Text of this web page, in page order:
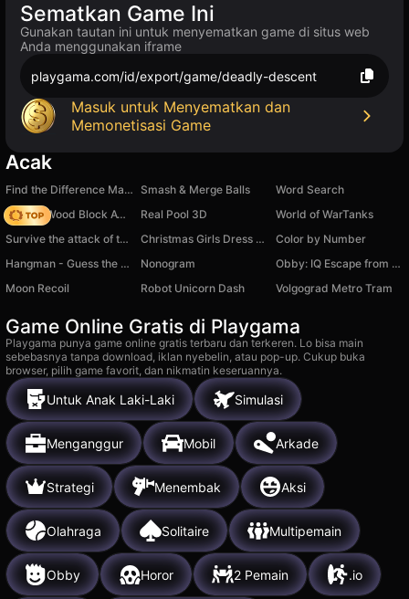
Sematkan Game Ini
Gunakan tautan ini untuk menyematkan game di situs web
Anda menggunakan iframe
playgama.com/id/export/game/deadly-descent
Masuk untuk Menyematkan dan
Memonetisasi Game
Acak
Find the Difference Master Smash & Merge Balls
Word Search
Tap 3D Wood Block Away
Real Pool 3D
World of WarTanks
Survive the attack of the Brainrots 3d Shooter
Christmas Girls Dress Up
Color by Number
Hangman - Guess the word
Nonogram
Obby: IQ Escape from the Laboratory
Moon Recoil
Robot Unicorn Dash Volgograd Metro Tram
Game Online Gratis di Playgama
Playgama punya game online gratis terbaru dan terkeren. Lo bisa main
sebebasnya tanpa download, iklan nyebelin, atau pop-up. Cukup buka
browser, pilih game favorit, dan nikmatin keseruannya.
Untuk Anak Laki-Laki Simulasi
Menganggur Mobil Arkade
Strategi Menembak Aksi
Olahraga Solitaire Multipemain
Obby Horor 2 Pemain .io